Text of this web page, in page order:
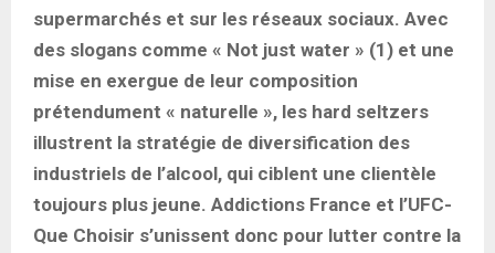
supermarchés et sur les réseaux sociaux. Avec
des slogans comme « Not just water » (1) et une
mise en exergue de leur composition
prétendument « naturelle », les hard seltzers
illustrent la stratégie de diversification des
industriels de l’alcool, qui ciblent une clientèle
toujours plus jeune. Addictions France et l’UFC-
Que Choisir s’unissent donc pour lutter contre la